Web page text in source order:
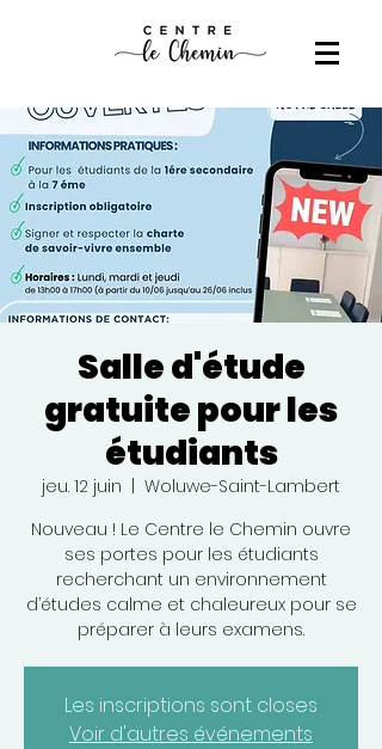
Salle d'étude
gratuite pour les
étudiants
jeu. 12 juin
Woluwe-Saint-Lambert
Nouveau ! Le Centre le Chemin ouvre
ses portes pour les étudiants
recherchant un environnement
d’études calme et chaleureux pour se
préparer à leurs examens.
Les inscriptions sont closes
Voir d'autres événements